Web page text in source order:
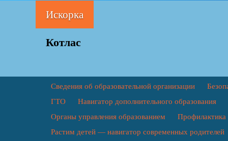
Искорка
Котлас
Сведения об образовательной организации
ГТО
Навигатор дополнительного образования
Органы управления образованием
Профилактика
Растим детей — навигатор современных родителей